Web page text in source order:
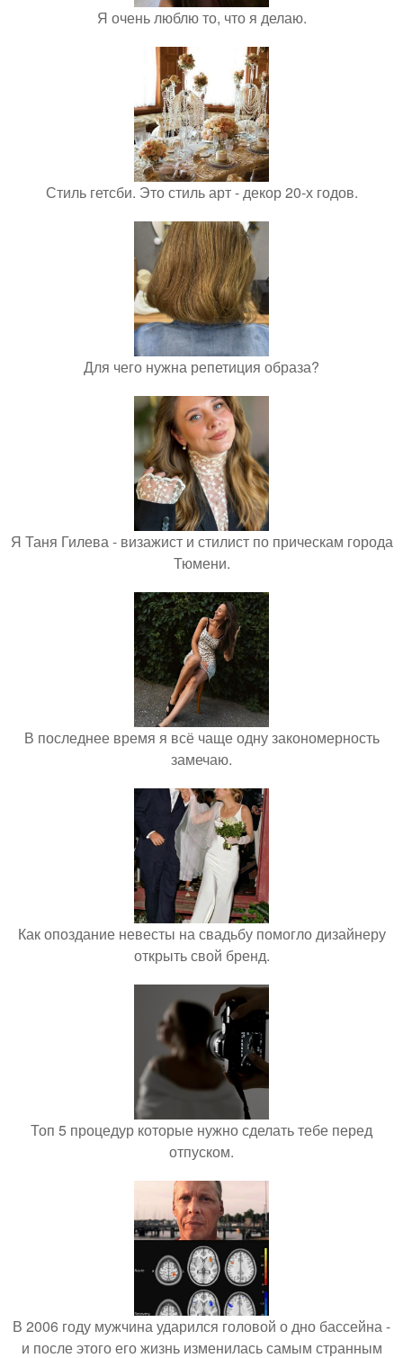
Я очень люблю то, что я делаю.
Стиль гетсби. Это стиль арт - декор 20-х годов.
Для чего нужна репетиция образа?
Я Таня Гилева - визажист и стилист по прическам города
Тюмени.
В последнее время я всё чаще одну закономерность
замечаю.
Как опоздание невесты на свадьбу помогло дизайнеру
открыть свой бренд.
Топ 5 процедур которые нужно сделать тебе перед
отпуском.
В 2006 году мужчина ударился головой о дно бассейна -
и после этого его жизнь изменилась самым странным